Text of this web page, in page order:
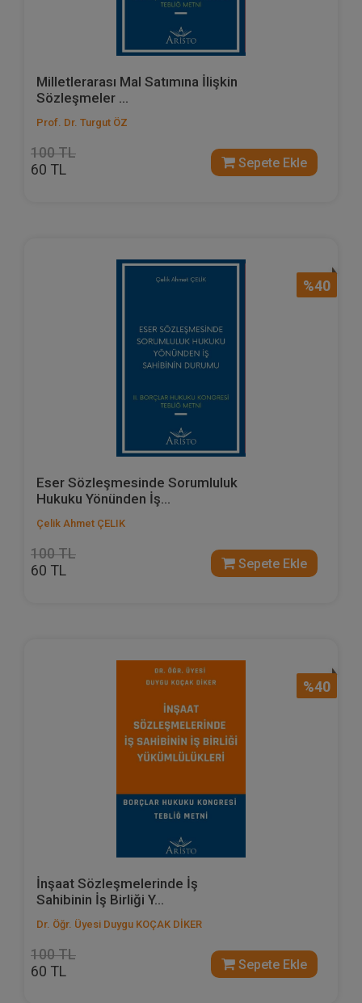
Milletlerarası Mal Satımına İlişkin
Sözleşmeler ...
Prof. Dr. Turgut ÖZ
100 TL
60 TL Sepete Ekle
%40
Eser Sözleşmesinde Sorumluluk
Hukuku Yönünden İş...
Çelik Ahmet ÇELIK
100 TL
60 TL Sepete Ekle
%40
İnşaat Sözleşmelerinde İş
Sahibinin İş Birliği Y...
Dr. Öğr. Üyesi Duygu KOÇAK DİKER
100 TL
60 TL Sepete Ekle